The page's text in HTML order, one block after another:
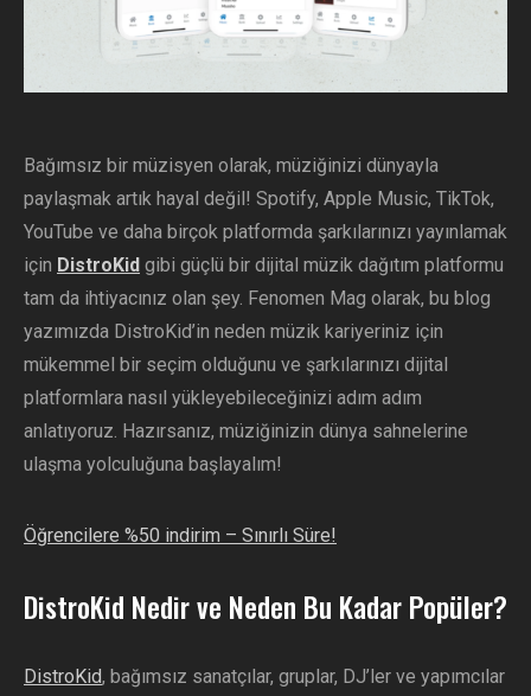
Bağımsız bir müzisyen olarak, müziğinizi dünyayla
paylaşmak artık hayal değil! Spotify, Apple Music, TikTok,
YouTube ve daha birçok platformda şarkılarınızı yayınlamak
için DistroKid gibi güçlü bir dijital müzik dağıtım platformu
tam da ihtiyacınız olan şey. Fenomen Mag olarak, bu blog
yazımızda DistroKid’in neden müzik kariyeriniz için
mükemmel bir seçim olduğunu ve şarkılarınızı dijital
platformlara nasıl yükleyebileceğinizi adım adım
anlatıyoruz. Hazırsanız, müziğinizin dünya sahnelerine
ulaşma yolculuğuna başlayalım!
Öğrencilere %50 indirim – Sınırlı Süre!
DistroKid Nedir ve Neden Bu Kadar Popüler?
DistroKid, bağımsız sanatçılar, gruplar, DJ’ler ve yapımcılar